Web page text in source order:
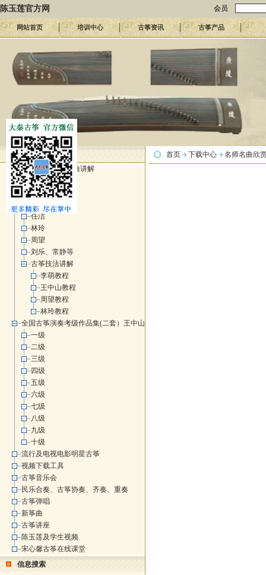
陈玉莲官方网 会员
网站首页 培训中心 古筝资讯 古筝产品
古筝曲下
名师名曲欣赏 名曲讲解
王中山
袁莎
李萌
任洁
林玲
周望
刘乐、常静等
古筝技法讲解
李萌教程
王中山教程
周望教程
林玲教程
全国古筝演奏考级作品集(二套）王中山
一级
二级
三级
四级
五级
六级
七级
八级
九级
十级
流行及电视电影明星古筝
视频下载工具
古筝音乐会
民乐合奏、古筝协奏、齐奏、重奏
古筝弹唱
新筝曲
古筝讲座
陈玉莲及学生视频
宋心馨古筝在线课堂
信息搜索
首页 下载中心 名师名曲欣